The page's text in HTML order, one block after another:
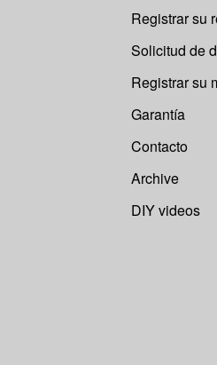
Registrar su
Solicitud de
Registrar su
Garantía
Contacto
Archive
DIY videos